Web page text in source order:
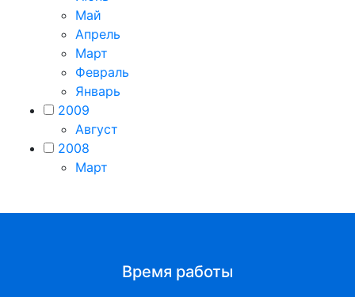
Май
Апрель
Март
Февраль
Январь
2009
Август
2008
Март
Время работы